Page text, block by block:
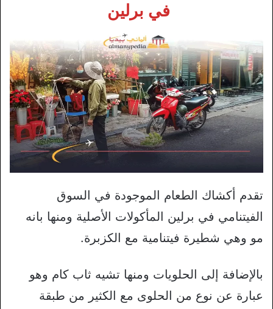
في برلين
تقدم أكشاك الطعام الموجودة في السوق
الفيتنامي في برلين المأكولات الأصلية ومنها بانه
مو وهي شطيرة فيتنامية مع الكزبرة.
بالإضافة إلى الحلويات ومنها تشيه ثاب كام وهو
عبارة عن نوع من الحلوى مع الكثير من طبقة